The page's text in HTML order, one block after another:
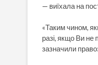
— виїхала на
«Таким чином,
разі, якщо Ви не
зазначили